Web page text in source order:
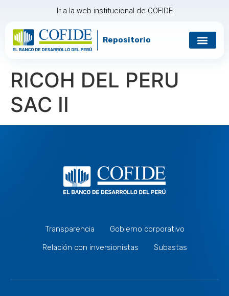
Ir a la web institucional de COFIDE
Repositorio
RICOH DEL PERU
SAC II
Transparencia
Gobierno corporativo
Relación con inversionistas
Subastas